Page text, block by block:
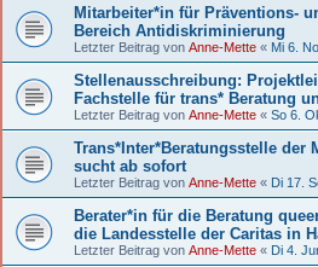
Mitarbeiter*in für Präventions-
Bereich Antidiskriminierung
Letzter Beitrag von Anne-Mette « Mi 6.
Stellenausschreibung:
Fachstelle für trans* Beratung
Letzter Beitrag von Anne-Mette « So 6.
Trans*Inter*Beratungsstelle der
sucht ab sofort
Letzter Beitrag von Anne-Mette « Di 17.
Berater*in für die Beratung
die Landesstelle der Caritas in
Letzter Beitrag von Anne-Mette « Di 4.